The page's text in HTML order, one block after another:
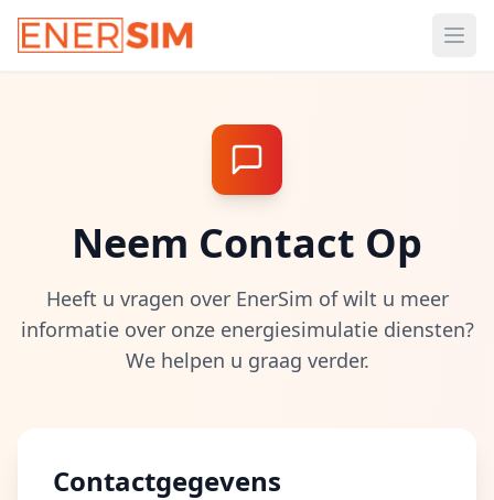
Neem Contact Op
Heeft u vragen over EnerSim of wilt u meer
informatie over onze energiesimulatie diensten?
We helpen u graag verder.
Contactgegevens